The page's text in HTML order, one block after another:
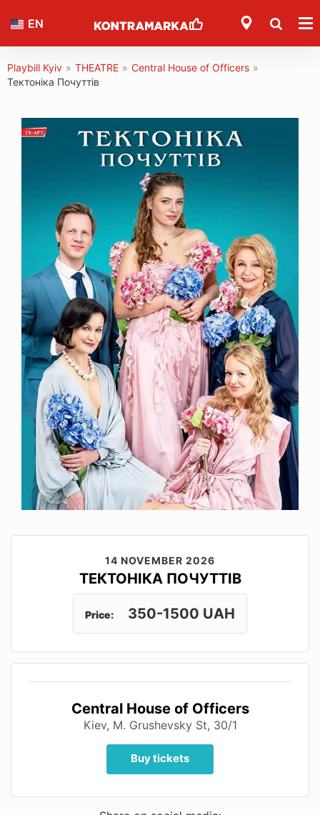
EN
Playbill Kyiv » THEATRE » Central House of Officers »
Тектоніка Почуттів
14 NOVEMBER 2026
ТЕКТОНІКА ПОЧУТТІВ
Price: 350-1500 UAH
Central House of Officers
Kiev, M. Grushevsky St, 30/1
Buy tickets